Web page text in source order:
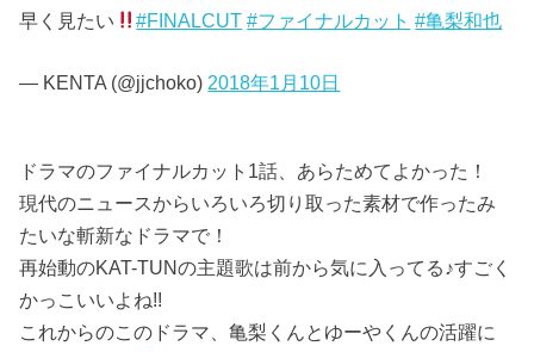
早く見たい #FINALCUT #ファイナルカット #亀梨和也
— KENTA (@jjchoko) 2018年1月10日
ドラマのファイナルカット1話、あらためてよかった！
現代のニュースからいろいろ切り取った素材で作ったみ
たいな斬新なドラマで！
再始動のKAT-TUNの主題歌は前から気に入ってる♪すごく
かっこいいよね!!
これからのこのドラマ、亀梨くんとゆーやくんの活躍に